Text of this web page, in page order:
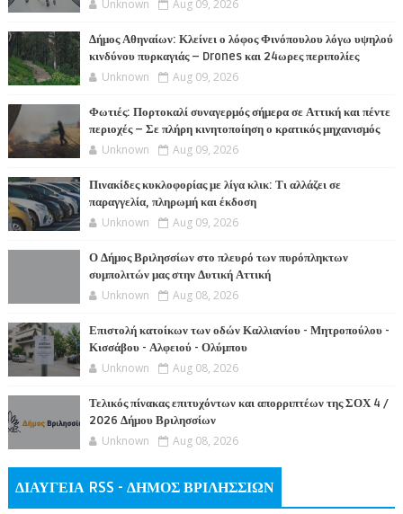
Unknown Aug 09, 2026
Δήμος Αθηναίων: Κλείνει ο λόφος Φινόπουλου λόγω υψηλού
κινδύνου πυρκαγιάς – Drones και 24ωρες περιπολίες
Unknown Aug 09, 2026
Φωτιές: Πορτοκαλί συναγερμός σήμερα σε Αττική και πέντε
περιοχές – Σε πλήρη κινητοποίηση ο κρατικός μηχανισμός
Unknown Aug 09, 2026
Πινακίδες κυκλοφορίας με λίγα κλικ: Τι αλλάζει σε
παραγγελία, πληρωμή και έκδοση
Unknown Aug 09, 2026
Ο Δήμος Βριλησσίων στο πλευρό των πυρόπληκτων
συμπολιτών μας στην Δυτική Αττική
Unknown Aug 08, 2026
Επιστολή κατοίκων των οδών Καλλιανίου - Μητροπούλου -
Κισσάβου - Αλφειού - Ολύμπου
Unknown Aug 08, 2026
Τελικός πίνακας επιτυχόντων και απορριπτέων της ΣΟΧ 4 /
2026 Δήμου Βριλησσίων
Unknown Aug 08, 2026
ΔΙΑΥΓΕΙΑ RSS - ΔΗΜΟΣ ΒΡΙΛΗΣΣΙΩΝ